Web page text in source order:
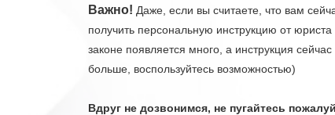
Важно! Даже, если вы считаете, что вам
получить персональную инструкцию от
законе появляется много, а инструкция
больше, воспользуйтесь возможностью)
Вдруг не дозвонимся, не пугайтесь